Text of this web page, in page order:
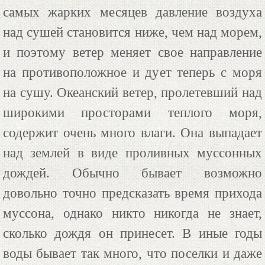
самых жарких месяцев давление воздуха
над сушей становится ниже, чем над морем,
и поэтому ветер меняет свое направление
на противоположное и дует теперь с моря
на сушу. Океанский ветер, пролетевший над
широкими просторами теплого моря,
содержит очень много влаги. Она выпадает
над землей в виде проливных муссонных
дождей. Обычно бывает возможно
довольно точно предсказать время прихода
муссона, однако никто никогда не знает,
сколько дождя он принесет. В иные годы
воды бывает так много, что поселки и даже